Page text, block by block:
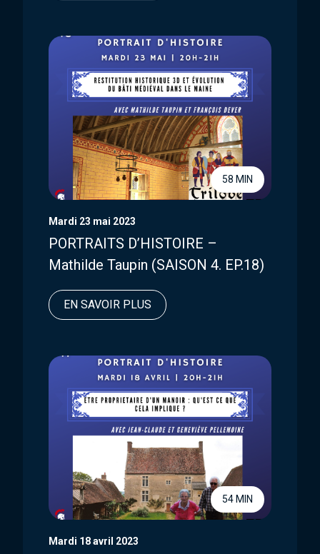
58 MIN
Mardi 23 mai 2023
PORTRAITS D’HISTOIRE –
Mathilde Taupin (SAISON 4. EP.18)
EN SAVOIR PLUS
54 MIN
Mardi 18 avril 2023